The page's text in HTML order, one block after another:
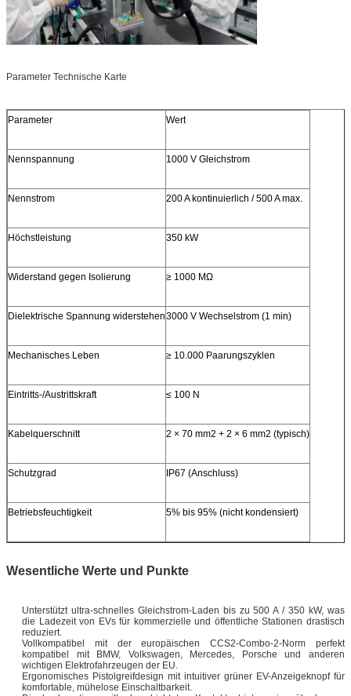
Parameter Technische Karte
Parameter Wert
Nennspannung 1000 V Gleichstrom
Nennstrom 200 A kontinuierlich / 500 A max.
Höchstleistung 350 kW
Widerstand gegen Isolierung ≥ 1000 MΩ
Dielektrische Spannung widerstehen3000 V Wechselstrom (1 min)
Mechanisches Leben ≥ 10.000 Paarungszyklen
Eintritts-/Austrittskraft ≤ 100 N
Kabelquerschnitt 2 × 70 mm2 + 2 × 6 mm2 (typisch)
Schutzgrad IP67 (Anschluss)
Betriebsfeuchtigkeit 5% bis 95% (nicht kondensiert)
Wesentliche Werte und Punkte
Unterstützt ultra-schnelles Gleichstrom-Laden bis zu 500 A / 350 kW, was
die Ladezeit von EVs für kommerzielle und öffentliche Stationen drastisch
reduziert.
Vollkompatibel mit der europäischen CCS2-Combo-2-Norm perfekt
kompatibel mit BMW, Volkswagen, Mercedes, Porsche und anderen
wichtigen Elektrofahrzeugen der EU.
Ergonomisches Pistolgreifdesign mit intuitiver grüner EV-Anzeigeknopf für
komfortable, mühelose Einschaltbarkeit.